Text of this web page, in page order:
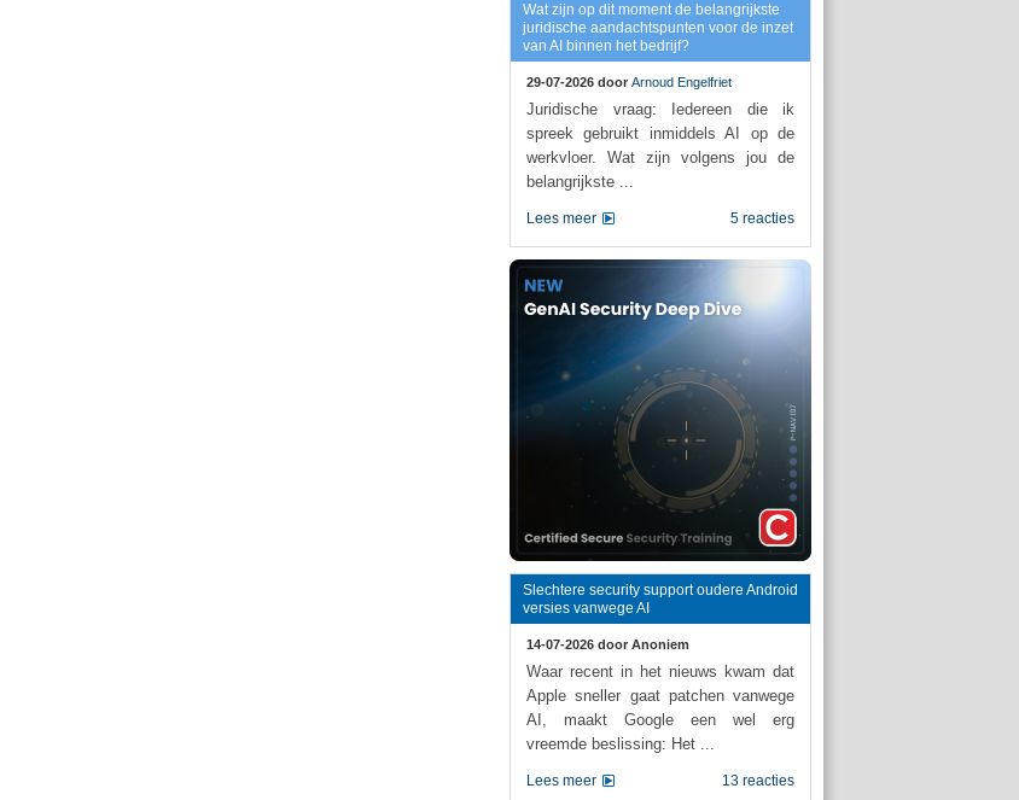
Wat zijn op dit moment de belangrijkste
juridische aandachtspunten voor de inzet
van AI binnen het bedrijf?
29-07-2026 door Arnoud Engelfriet
Juridische vraag: Iedereen die ik
spreek gebruikt inmiddels AI op de
werkvloer. Wat zijn volgens jou de
belangrijkste ...
5 reacties
Lees meer
Slechtere security support oudere Android
versies vanwege AI
14-07-2026 door Anoniem
Waar recent in het nieuws kwam dat
Apple sneller gaat patchen vanwege
AI, maakt Google een wel erg
vreemde beslissing: Het ...
13 reacties
Lees meer